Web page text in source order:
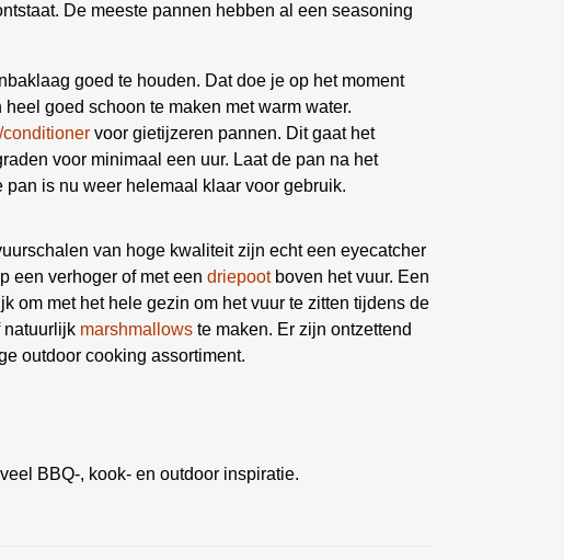
De meeste pannen hebben al een seasoning
goed te houden. Dat doe je op het moment
goed schoon te maken met warm water.
voor gietijzeren pannen. Dit gaat het
voor minimaal een uur. Laat de pan na het
is nu weer helemaal klaar voor gebruik.
van hoge kwaliteit zijn echt een eyecatcher
een verhoger of met een driepootboven het vuur. Een
om met het hele gezin om het vuur te zitten tijdens de
natuurlijk marshmallows te maken. Er zijn ontzettend
outdoor cooking assortiment.
BBQ-, kook- en outdoor inspiratie.